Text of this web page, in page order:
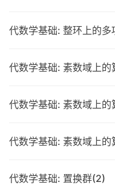
代数学基础: 整环上的多
代数学基础: 素数域上的
代数学基础: 素数域上的
代数学基础: 素数域上的
代数学基础: 置换群(2)